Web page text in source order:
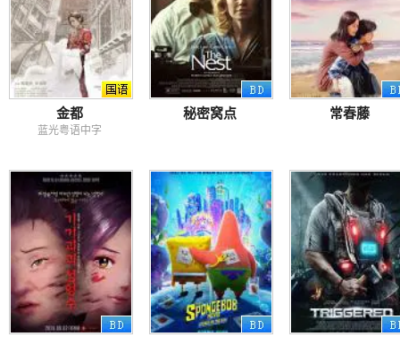
金都
蓝光粤语中字
秘密窝点 常春藤